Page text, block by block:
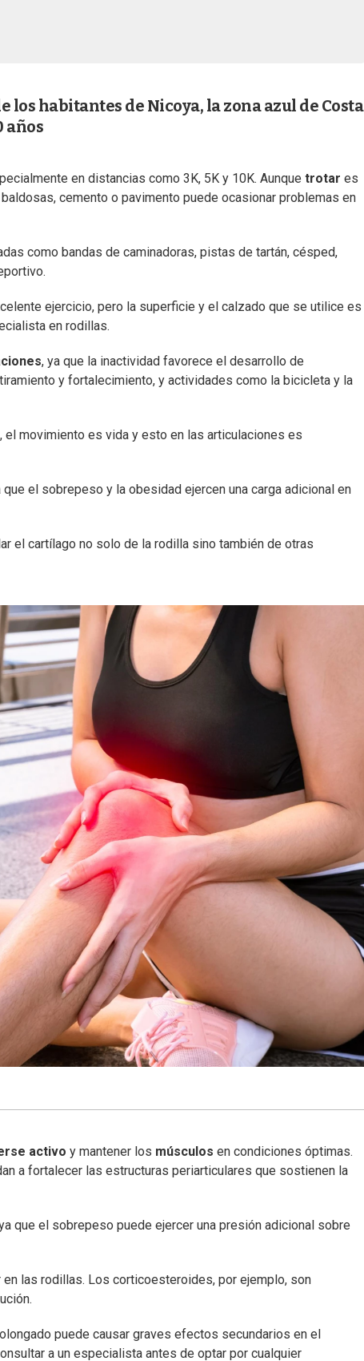
los habitantes de Nicoya, la zona azul de Costa
años
en distancias como 3K, 5K y 10K. Aunque trotar es
cemento o pavimento puede ocasionar problemas en
como bandas de caminadoras, pistas de tartán, césped,
ejercicio, pero la superficie y el calzado que se utilice es
en rodillas.
, ya que la inactividad favorece el desarrollo de
y fortalecimiento, y actividades como la bicicleta y la
movimiento es vida y esto en las articulaciones es
el sobrepeso y la obesidad ejercen una carga adicional en
el cartílago no solo de la rodilla sino también de otras
activo y mantener los músculos en condiciones óptimas.
a fortalecer las estructuras periarticulares que sostienen la
que el sobrepeso puede ejercer una presión adicional sobre
las rodillas. Los corticoesteroides, por ejemplo, son
puede causar graves efectos secundarios en el
a un especialista antes de optar por cualquier